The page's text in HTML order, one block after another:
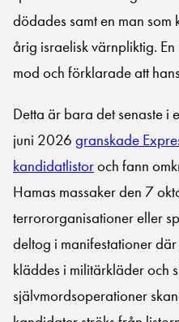
dödades samt en man
årig israelisk värnpliktig.
mod och förklarade att
Detta är bara det senaste i
juni 2026 granskade
kandidatlistoroch fann
Hamas massaker den 7
terrororganisationer eller
deltog i manifestationer
kläddes i militärkläder och
självmordsoperationer